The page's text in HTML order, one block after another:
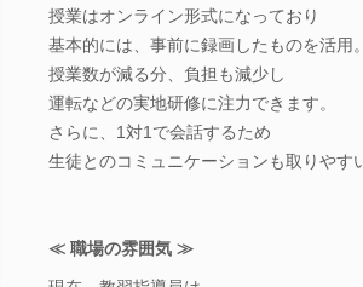
授業はオンライン形式になっており
基本的には、事前に録画したものを活用。
授業数が減る分、負担も減少し
運転などの実地研修に注力できます。
さらに、1対1で会話するため
生徒とのコミュニケーションも取りやす
≪ 職場の雰囲気 ≫